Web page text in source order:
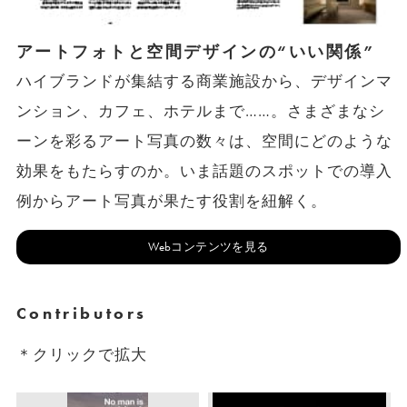
アートフォトと空間デザインの“いい関係”
ハイブランドが集結する商業施設から、デザインマ
ンション、カフェ、ホテルまで……。さまざまなシ
ーンを彩るアート写真の数々は、空間にどのような
効果をもたらすのか。いま話題のスポットでの導入
例からアート写真が果たす役割を紐解く。
Webコンテンツを見る
Contributors
＊クリックで拡大